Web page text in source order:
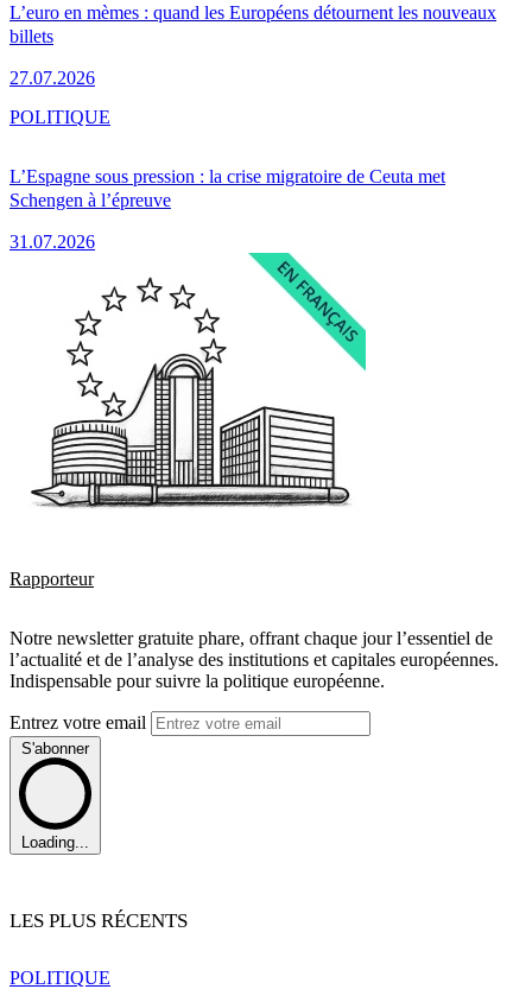
L’euro en mèmes : quand les Européens détournent les nouveaux
billets
27.07.2026
L’Espagne sous pression : la crise migratoire de Ceuta met
Schengen à l’épreuve
31.07.2026
POLITIQUE
Rapporteur
Notre newsletter gratuite phare, offrant chaque jour l’essentiel de
l’actualité et de l’analyse des institutions et capitales européennes.
Indispensable pour suivre la politique européenne.
Entrez votre email
S'abonner
Loading...
LES PLUS RÉCENTS
POLITIQUE